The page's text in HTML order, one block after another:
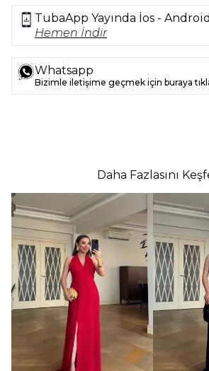
TubaApp Yayında İos - Android
Hemen İndir
Whatsapp
Bizimle iletişime geçmek için buraya
Daha Fazlasını